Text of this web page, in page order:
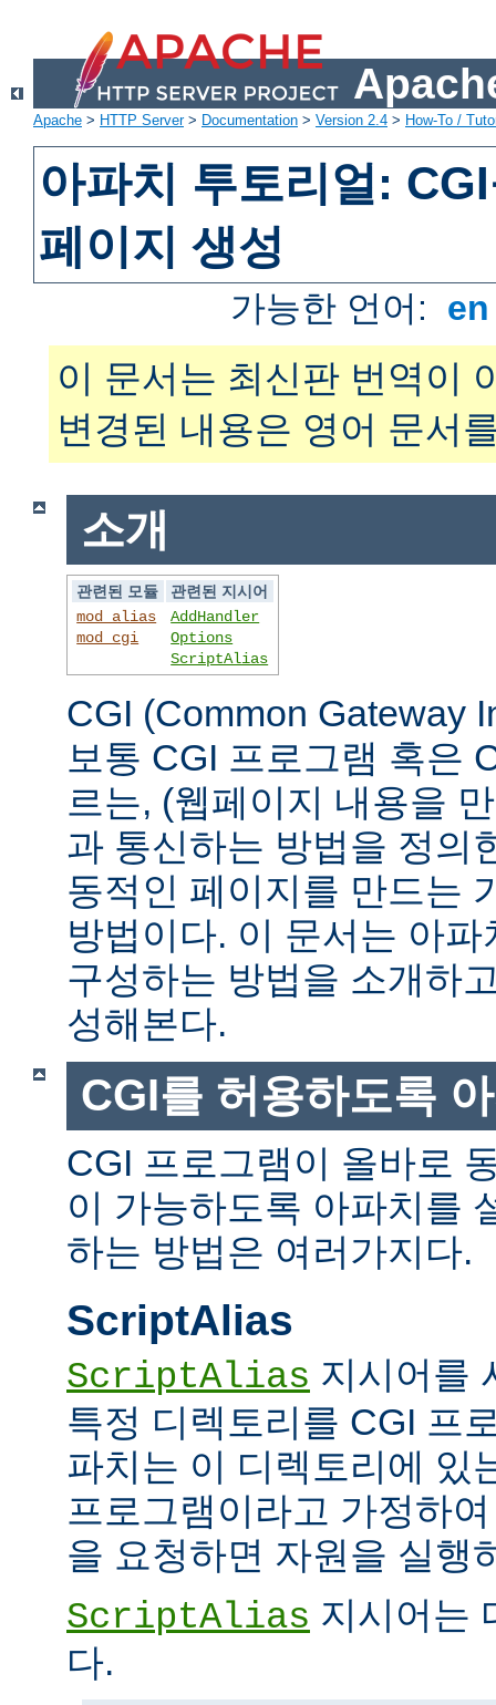
Apache > HTTP Server> Documentation > Version 2.4 > How-To /
아파치 투토리얼:
페이지 생성
가능한 언어:
이 문서는 최신판 번역이
변경된 내용은 영어 문서
소개
관련된 모듈
관련된 지시어
mod_alias
mod_cgi
AddHandler
Options
ScriptAlias
CGI (Common Gateway
보통 CGI 프로그램 혹은
르는, (웹페이지 내용을
과 통신하는 방법을 정의
동적인 페이지를 만드는
방법이다. 이 문서는 아
구성하는 방법을 소개하
성해본다.
CGI를 허용하도록
CGI 프로그램이 올바로
이 가능하도록 아파치를
하는 방법은 여러가지다.
ScriptAlias
ScriptAlias 지시어를
특정 디렉토리를 CGI 프
파치는 이 디렉토리에 있
프로그램이라고 가정하
을 요청하면 자원을 실행
ScriptAlias 지시어는
다.